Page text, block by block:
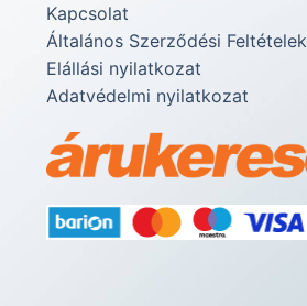
Kapcsolat
Általános Szerződési Feltételek
Elállási nyilatkozat
Adatvédelmi nyilatkozat